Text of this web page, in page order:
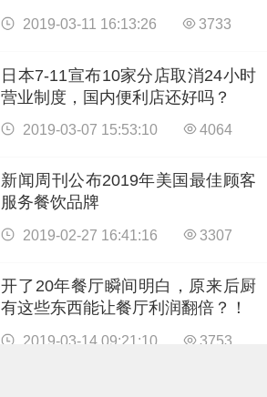
2019-03-11 16:13:26 3733
日本7-11宣布10家分店取消24小时
营业制度，国内便利店还好吗？
2019-03-07 15:53:10 4064
新闻周刊公布2019年美国最佳顾客
服务餐饮品牌
2019-02-27 16:41:16 3307
开了20年餐厅瞬间明白，原来后厨
有这些东西能让餐厅利润翻倍？！
2019-03-14 09:21:10 3753